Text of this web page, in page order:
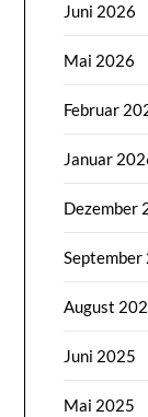
Juni 2026
Mai 2026
Februar
Januar
Dezember
September
August
Juni 2025
Mai 2025